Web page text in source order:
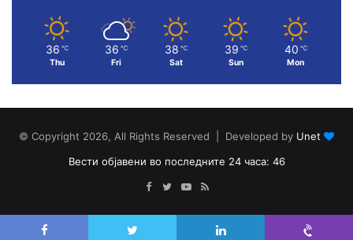
36 ℃
Thu
36 ℃
Fri
38 ℃
Sat
39 ℃
Sun
40 ℃
Mon
© Copyright 2026, All Rights Reserved | Developed by Unet
Вести објавени во последните 24 часа: 46
Facebook
TwitterYouTube
RSS